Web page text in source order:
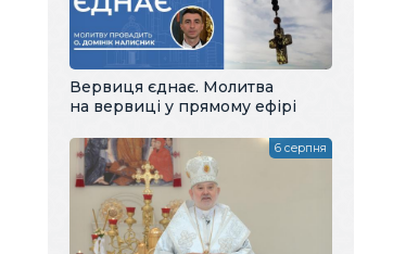
Вервиця єднає. Молитва
на вервиці у прямому ефірі
6 серпня